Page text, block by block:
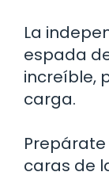
La
espada
increíble,
carga.
caras de